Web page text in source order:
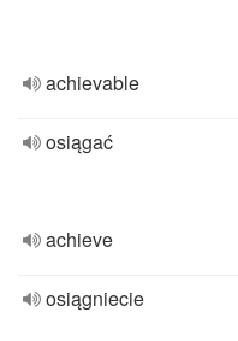
achievable
osiągać
achieve
osiągniecie